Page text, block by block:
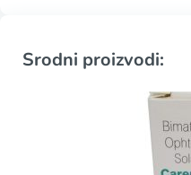
Srodni proizvodi: